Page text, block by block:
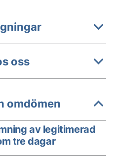
oss
omdömen
av legitimerad
tre dagar